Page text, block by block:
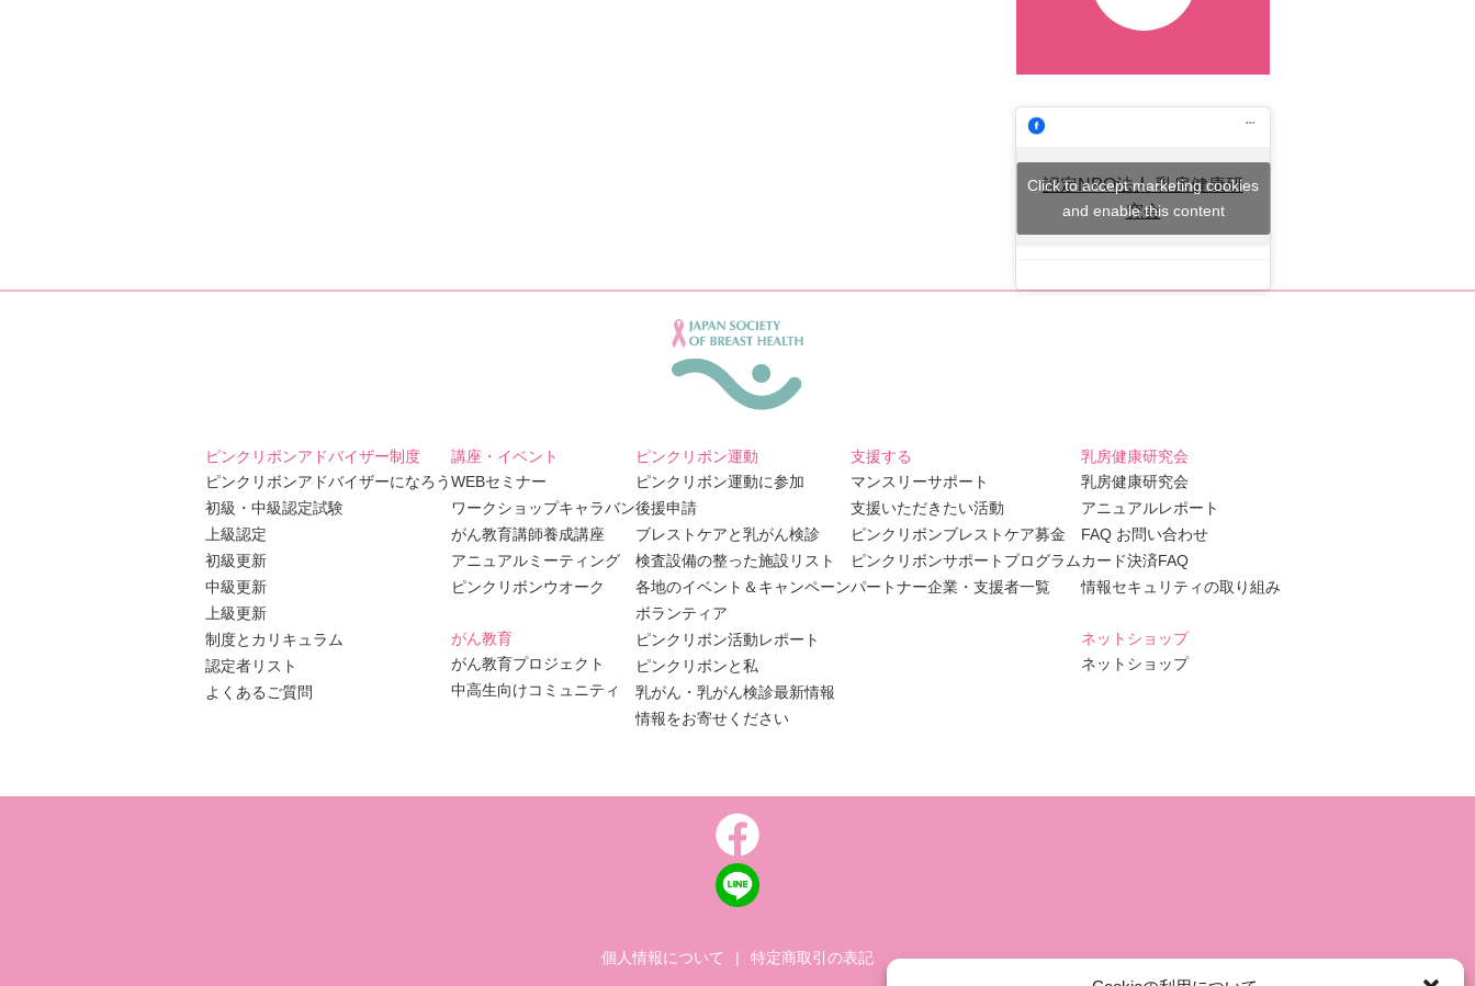
認定NPO法人 乳房健康研
究会
Click to accept marketing cookies
and enable this content
ピンクリボンアドバイザー制度
ピンクリボンアドバイザーになろう
初級・中級認定試験
上級認定
初級更新
中級更新
上級更新
制度とカリキュラム
認定者リスト
よくあるご質問
講座・イベント
WEBセミナー
ワークショップキャラバン
がん教育講師養成講座
アニュアルミーティング
ピンクリボンウオーク
がん教育
がん教育プロジェクト
中高生向けコミュニティ
ピンクリボン運動
ピンクリボン運動に参加
後援申請
ブレストケアと乳がん検診
検査設備の整った施設リスト
各地のイベント＆キャンペーン
ボランティア
ピンクリボン活動レポート
ピンクリボンと私
乳がん・乳がん検診最新情報
情報をお寄せください
支援する
マンスリーサポート
支援いただきたい活動
ピンクリボンブレストケア募金
ピンクリボンサポートプログラム
パートナー企業・支援者一覧
乳房健康研究会
乳房健康研究会
アニュアルレポート
FAQ お問い合わせ
カード決済FAQ
情報セキュリティの取り組み
ネットショップ
ネットショップ
個人情報について | 特定商取引の表記